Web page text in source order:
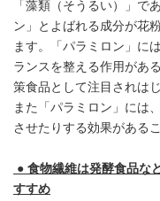
「藻類（そうるい）」で
ン」とよばれる成分が花
ます。「パラミロン」に
ランスを整える作用があ
策食品として注目されは
また「パラミロン」には
させたりする効果がある
● 食物繊維は発酵食品な
すすめ